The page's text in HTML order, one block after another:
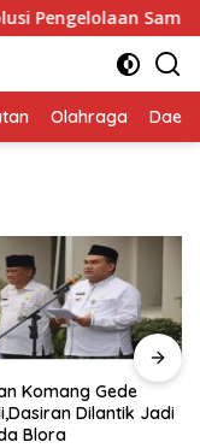
Sampah
Olahraga
Komang Gede
Dilantik Jadi
Blora